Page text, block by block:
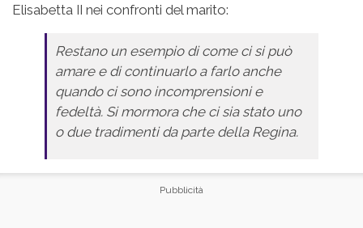
Elisabetta II nei confronti del marito:
Restano un esempio di come ci si può
amare e di continuarlo a farlo anche
quando ci sono incomprensioni e
fedeltà. Si mormora che ci sia stato uno
o due tradimenti da parte della Regina.